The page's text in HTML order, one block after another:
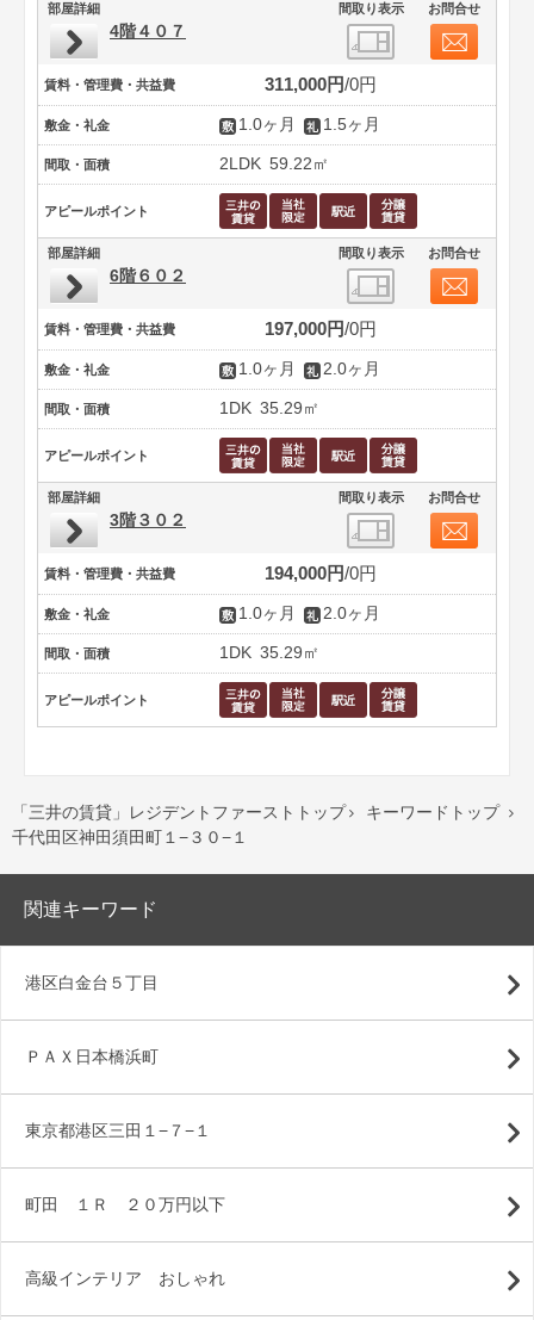
部屋詳細 間取り表示 お問合せ
4階４０７
賃料・管理費・共益費 311,000円 0円
敷金・礼金 1.0ヶ月 1.5ヶ月
間取・面積 2LDK 59.22㎡
アピールポイント
部屋詳細 間取り表示 お問合せ
6階６０２
賃料・管理費・共益費 197,000円 0円
敷金・礼金 1.0ヶ月 2.0ヶ月
間取・面積 1DK 35.29㎡
アピールポイント
部屋詳細 間取り表示 お問合せ
3階３０２
賃料・管理費・共益費 194,000円 0円
敷金・礼金 1.0ヶ月 2.0ヶ月
間取・面積 1DK 35.29㎡
アピールポイント
「三井の賃貸」レジデントファーストトップ  キーワードトップ 
千代田区神田須田町１−３０−１
関連キーワード
港区白金台５丁目
ＰＡＸ日本橋浜町
東京都港区三田１−７−１
町田 １Ｒ ２０万円以下
高級インテリア おしゃれ